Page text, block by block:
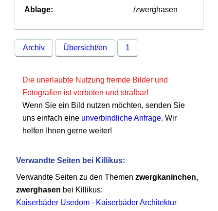
Ablage:
/zwerghasen
Archiv Übersicht/en 1
Die unerlaubte Nutzung fremde Bilder und
Fotografien ist verboten und strafbar!
Wenn Sie ein Bild nutzen möchten, senden Sie
uns einfach eine unverbindliche Anfrage. Wir
helfen Ihnen gerne weiter!
Verwandte Seiten bei Killikus:
Verwandte Seiten zu den Themenzwergkaninchen,
zwerghasen bei Killikus:
Kaiserbäder Usedom - Kaiserbäder Architektur